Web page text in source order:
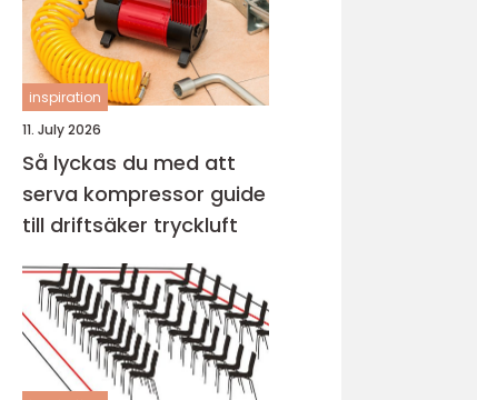
inspiration
11. July 2026
Så lyckas du med att
serva kompressor guide
till driftsäker tryckluft